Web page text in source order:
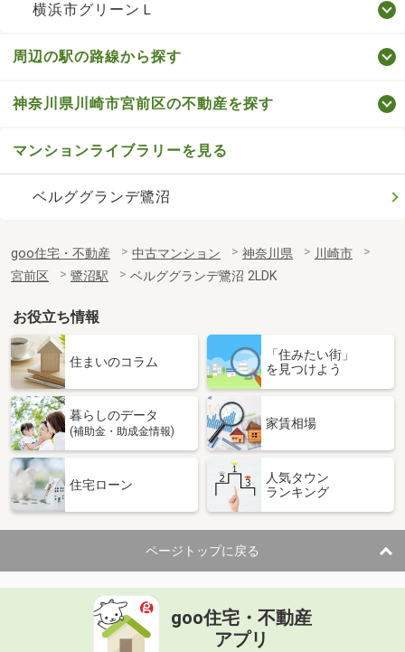
横浜市グリーンＬ
周辺の駅の路線から探す
神奈川県川崎市宮前区の不動産を探す
マンションライブラリーを見る
ベルググランデ鷺沼
goo住宅・不動産 中古マンション 神奈川県
川崎市
宮前区
鷺沼駅 ベルググランデ鷺沼 2LDK
お役立ち情報
住まいのコラム
「住みたい街」
を見つけよう
暮らしのデータ
(補助金・助成金情報)
家賃相場
住宅ローン
人気タウン
ランキング
ページトップに戻る
goo住宅・不動産
アプリ